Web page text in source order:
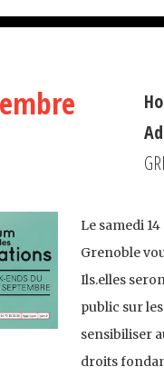
Le samedi
Grenoble
Ils.elles
public sur
sensibiliser
droits